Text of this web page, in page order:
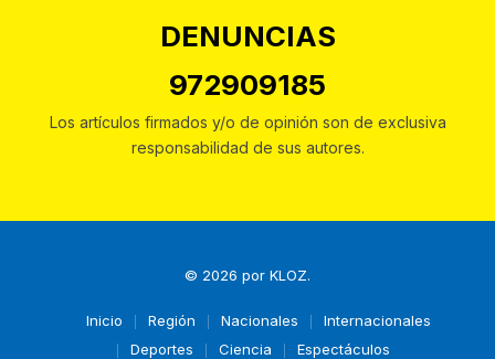
DENUNCIAS
972909185
Los artículos firmados y/o de opinión son de exclusiva
responsabilidad de sus autores.
© 2026 por KLOZ.
Inicio Región Nacionales
Internacionales
Deportes
Ciencia Espectáculos